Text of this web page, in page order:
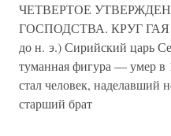
ЧЕТВЕРТОЕ
ГОСПОДСТВА. КРУГ
до н. э.) Сирийский царь
туманная фигура — умер в
стал человек,
старший брат